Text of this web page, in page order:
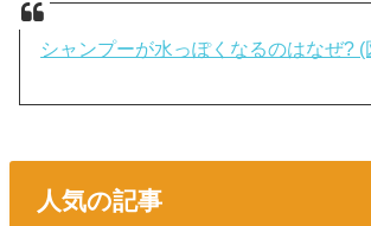
シャンプーが水っぽくなるのはなぜ? (
人気の記事